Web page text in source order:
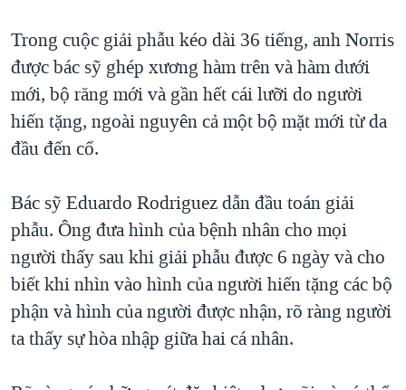
Trong cuộc giải phẫu kéo dài 36 tiếng, anh Norris
được bác sỹ ghép xương hàm trên và hàm dưới
mới, bộ răng mới và gần hết cái lưỡi do người
hiến tặng, ngoài nguyên cả một bộ mặt mới từ da
đầu đến cổ.
Bác sỹ Eduardo Rodriguez dẫn đầu toán giải
phẫu. Ông đưa hình của bệnh nhân cho mọi
người thấy sau khi giải phẫu được 6 ngày và cho
biết khi nhìn vào hình của người hiến tặng các bộ
phận và hình của người được nhận, rõ ràng người
ta thấy sự hòa nhập giữa hai cá nhân.